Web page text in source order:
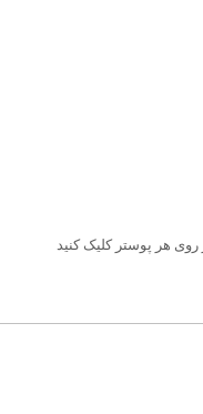
هر پوستر کلیک کنید